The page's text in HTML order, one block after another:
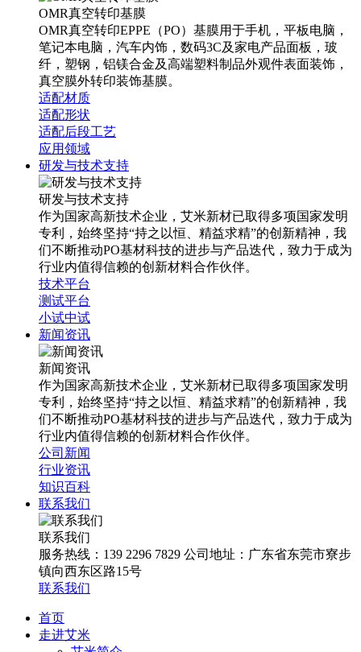
OMR真空转印基膜
OMR真空转印EPPE（PO）基膜用于手机，平板电脑，
笔记本电脑，汽车内饰，数码3C及家电产品面板，玻
纤，塑钢，铝镁合金及高端塑料制品外观件表面装饰，
真空膜外转印装饰基膜。
适配材质
适配形状
适配后段工艺
应用领域
研发与技术支持
研发与技术支持
作为国家高新技术企业，艾米新材已取得多项国家发明
专利，始终坚持“持之以恒、精益求精”的创新精神，我
们不断推动PO基材科技的进步与产品迭代，致力于成为
行业内值得信赖的创新材料合作伙伴。
技术平台
测试平台
小试中试
新闻资讯
新闻资讯
作为国家高新技术企业，艾米新材已取得多项国家发明
专利，始终坚持“持之以恒、精益求精”的创新精神，我
们不断推动PO基材科技的进步与产品迭代，致力于成为
行业内值得信赖的创新材料合作伙伴。
公司新闻
行业资讯
知识百科
联系我们
联系我们
服务热线：139 2296 7829 公司地址：广东省东莞市寮步
镇向西东区路15号
联系我们
首页
走进艾米